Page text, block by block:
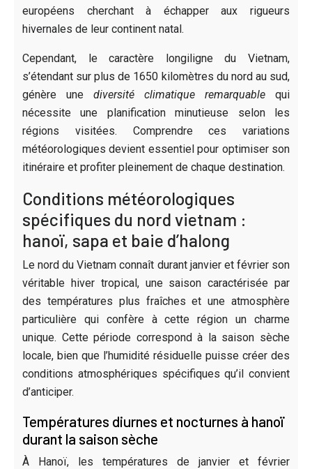
européens cherchant à échapper aux rigueurs
hivernales de leur continent natal.
Cependant, le caractère longiligne du Vietnam,
s’étendant sur plus de 1650 kilomètres du nord au sud,
génère une diversité climatique remarquable qui
nécessite une planification minutieuse selon les
régions visitées. Comprendre ces variations
météorologiques devient essentiel pour optimiser son
itinéraire et profiter pleinement de chaque destination.
Conditions météorologiques
spécifiques du nord vietnam :
hanoï, sapa et baie d’halong
Le nord du Vietnam connaît durant janvier et février son
véritable hiver tropical, une saison caractérisée par
des températures plus fraîches et une atmosphère
particulière qui confère à cette région un charme
unique. Cette période correspond à la saison sèche
locale, bien que l’humidité résiduelle puisse créer des
conditions atmosphériques spécifiques qu’il convient
d’anticiper.
Températures diurnes et nocturnes à hanoï
durant la saison sèche
À Hanoï, les températures de janvier et février